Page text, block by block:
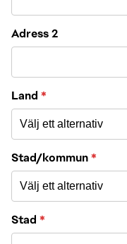
Adress 2
Land *
Välj ett alternativ
Stad/kommun*
Välj ett alternativ
Stad *